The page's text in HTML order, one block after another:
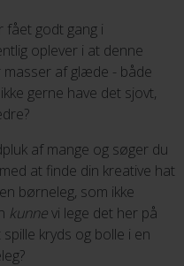
fået godt gang i
oplever i at denne
af glæde - både
gerne have det sjovt,
af mange og søger du
at finde din kreative hat
børneleg, som ikke
kunnevi lege det her på
kryds og bolle i en